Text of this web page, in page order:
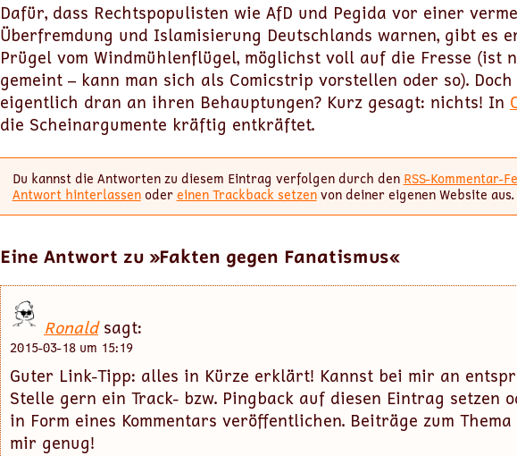
Dafür, dass Rechtspopulisten wie AfD und Pegida vor einer
Überfremdung und Islamisierung Deutschlands warnen, gibt es
Prügel vom Windmühlenflügel, möglichst voll auf die Fresse (ist
gemeint – kann man sich als Comicstrip vorstellen oder so).
eigentlich dran an ihren Behauptungen? Kurz gesagt: nichts! In
die Scheinargumente kräftig entkräftet.
Du kannst die Antworten zu diesem Eintrag verfolgen durch den RSS-Kommentar-
Antwort hinterlassenodereinen Trackback setzenvon deiner eigenen Website aus.
Eine Antwort zu »Fakten gegen Fanatismus«
Ronaldsagt:
2015-03-18 um 15:19
Guter Link-Tipp: alles in Kürze erklärt! Kannst bei mir an
Stelle gern ein Track- bzw. Pingback auf diesen Eintrag setzen
in Form eines Kommentars veröffentlichen. Beiträge zum
mir genug!